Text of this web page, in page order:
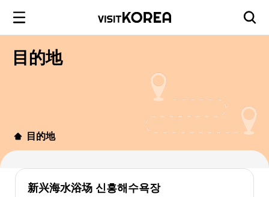
目的地
目的地
新兴海水浴场 신흥해수욕장